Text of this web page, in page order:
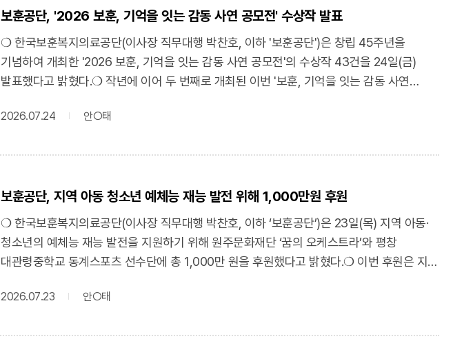
게시판에서 확인할 수 있다. (온라인 채용 누리집)
https://bohun.scout.co.kr/main/(연합뉴스) 보훈공단, 사무직 5급 신입사원 공개 채용…
내달 10일까지 접수https://www.yna.co.kr/view/AKR20260729060500062?
input=1195
계획이다.❍ 보훈공단 박찬호 이사장 직무대행은 “국가유공자와 보훈가족이 현장에서 체감할
수 있는 고품질 공공의료서비스를 제공하는 것이 보훈공단의 최우선 과제”라며, “첨단
의료시스템 도입과 우수 의료 인력 확보를 통해 첨단 공공의료복지의 새로운 표준을 만들어
가겠다”고 밝혔다.(파이낸셜뉴스) 보훈공단, AI 디지털 기반 첨단 의료시스템 전면 도입
'공공의료 혁신 가속도'https://www.fnnews.com/news/202607281209579615
보훈공단, '2026 보훈, 기억을 잇는 감동 사연 공모전' 수상작 발표
❍ 한국보훈복지의료공단(이사장 직무대행 박찬호, 이하 '보훈공단')은 창립 45주년을
기념하여 개최한 '2026 보훈, 기억을 잇는 감동 사연 공모전'의 수상작 43건을 24일(금)
발표했다고 밝혔다.❍ 작년에 이어 두 번째로 개최된 이번 '보훈, 기억을 잇는 감동 사연
공유하여 보훈의 가치를 널리 확산하기 위한 목적으로 마련되었다.❍ 이번 공모전에는 지난
심사위원단의 공정한 심사를 거쳐 대상 1편, 금상 2편, 은상 40편을 최종 선정했다.❍
중환자실 간호사인 사연자가 인공호흡기에 의지한 국가유공자 어르신과 입모양으로
소통하며 나눈 1년간의 애틋한 교감과, 요양병원으로 퇴원하며 맞이한 이별의 순간을
따뜻하게 그려내 심사위원의 높은 평가를 받았다.❍ 금상에는 보훈병원 의료진의 진심 어린
예우를 통해 잊혀 가던 국가유공자 아버지의 자부심과 명예를 되찾게 된 가족의 이야기를
담은 '국가가 잊지 않았다는 증거'와, 보훈요양원 물리치료사가 휠체어에 의지하던 어르신의
재활을 도와 두 발로 서서 다시 거수경례를 할 수 있게 만든 감동적인 사연인 '평행봉 끝의
수여된다. 공모전 관련 소식은 보훈공단 블로그와 인스타그램 등 누리소통망(SNS)을
2026.07.24 안○태
보훈공단, 지역 아동 청소년 예체능 재능 발전 위해 1,000만원 후원
❍ 한국보훈복지의료공단(이사장 직무대행 박찬호, 이하 ‘보훈공단’)은 23일(목) 지역 아동·
청소년의 예체능 재능 발전을 지원하기 위해 원주문화재단 ‘꿈의 오케스트라’와 평창
대관령중학교 동계스포츠 선수단에 총 1,000만 원을 후원했다고 밝혔다.❍ 이번 후원은 지역
위한 보훈공단 사회공헌 프로그램의 일환으로 마련됐다.❍ 후원금은 기관별로 500만 원씩
예정이다.❍ 보훈공단 박찬호 이사장 직무대행은 “이번 후원이 지역 아동·청소년의 교육
2026.07.23 안○태